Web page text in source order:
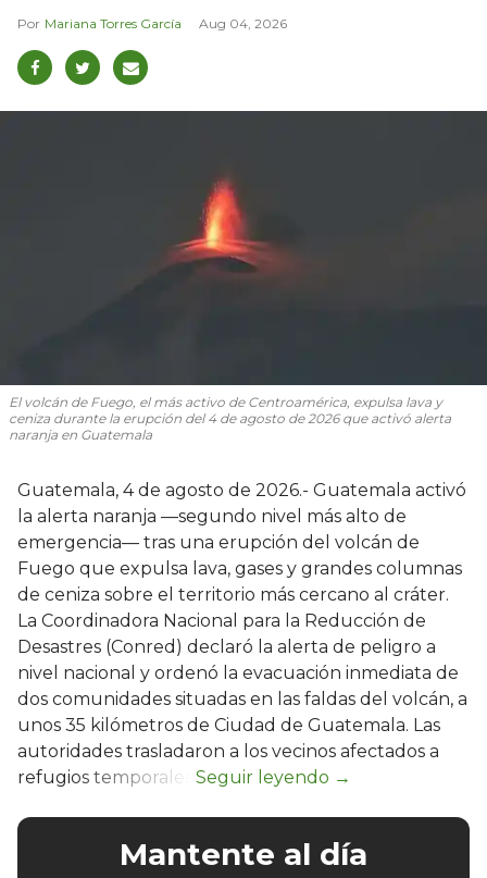
Mariana Torres García Aug 04, 2026
El volcán de Fuego, el más activo de Centroamérica, expulsa lava y
ceniza durante la erupción del 4 de agosto de 2026 que activó alerta
naranja en Guatemala
Guatemala, 4 de agosto de 2026.- Guatemala activó
la alerta naranja —segundo nivel más alto de
emergencia— tras una erupción del volcán de
Fuego que expulsa lava, gases y grandes columnas
de ceniza sobre el territorio más cercano al cráter.
La Coordinadora Nacional para la Reducción de
Desastres (Conred) declaró la alerta de peligro a
nivel nacional y ordenó la evacuación inmediata de
dos comunidades situadas en las faldas del volcán, a
unos 35 kilómetros de Ciudad de Guatemala. Las
autoridades trasladaron a los vecinos afectados a
refugios temporales.
Mantente al día